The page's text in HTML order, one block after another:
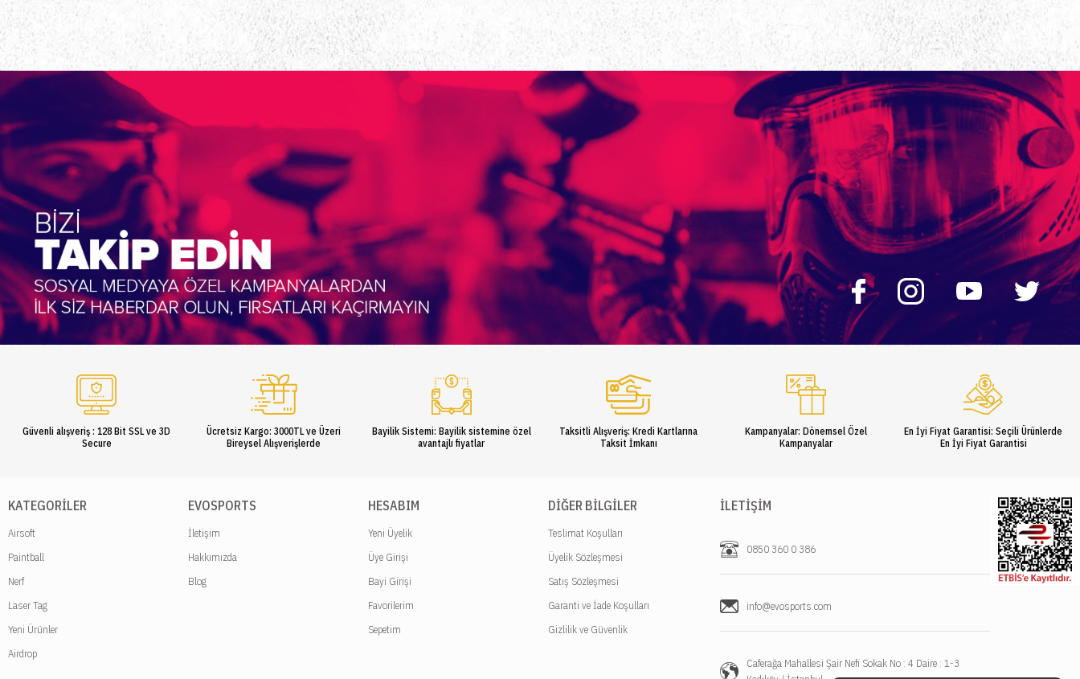
Güvenli alışveriş : 128 Bit SSL ve 3D
Secure
Ücretsiz Kargo: 3000TL ve Üzeri
Bireysel Alışverişlerde
Bayilik Sistemi: Bayilik sistemine özel
avantajlı fiyatlar
Taksitli Alışveriş: Kredi Kartlarına
Taksit İmkanı
Kampanyalar: Dönemsel Özel
Kampanyalar
En İyi Fiyat Garantisi: Seçili Ürünlerde
En İyi Fiyat Garantisi
KATEGORILER
Airsoft
Paintball
Nerf
Laser Tag
Yeni Ürünler
Airdrop
EVOSPORTS
İletişim
Hakkımızda
Blog
HESABIM
Yeni Üyelik
Üye Girişi
Bayi Girişi
Favorilerim
Sepetim
DIĞER BILGILER
Teslimat Koşulları
Üyelik Sözleşmesi
Satış Sözleşmesi
Garanti ve İade Koşulları
Gizlilik ve Güvenlik
İLETIŞIM
0850 360 0 386
info@evosports.com
Caferağa Mahallesi Şair Nefi Sokak No : 4 Daire : 1-3